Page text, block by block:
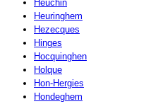
Heuchin
Heuringhem
Hezecques
Hinges
Hocquinghen
Holque
Hon-Hergies
Hondeghem